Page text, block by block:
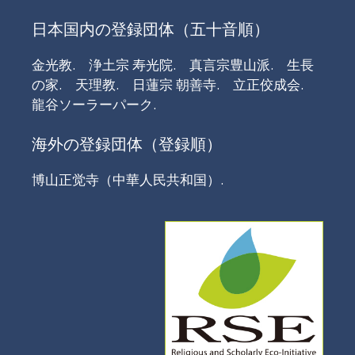
日本国内の登録団体（五十音順）
金光教. 浄土宗 寿光院. 真言宗豊山派.
生長
の家.
天理教. 日蓮宗 朝善寺. 立正佼成会.
龍谷ソーラーパーク.
海外の登録団体（登録順）
博山正觉寺（中華人民共和国）.